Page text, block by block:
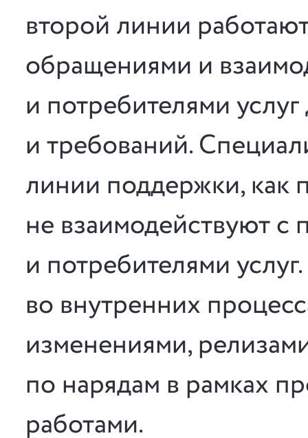
второй линии
обращениями и
и потребителями
и требований.
линии поддержки, как
не взаимодействуют с
и потребителями
во внутренних
изменениями,
по нарядам в рамках
работами.